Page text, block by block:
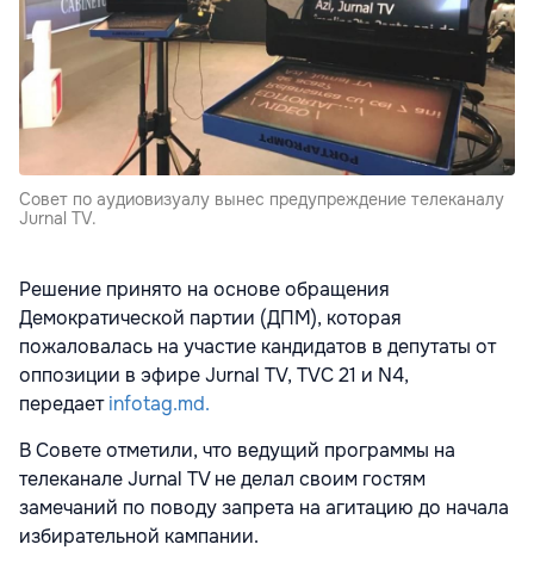
Совет по аудиовизуалу вынес предупреждение телеканалу
Jurnal TV.
Решение принято на основе обращения
Демократической партии (ДПМ), которая
пожаловалась на участие кандидатов в депутаты от
оппозиции в эфире Jurnal TV, TVC 21 и N4,
передаетinfotag.md.
В Совете отметили, что ведущий программы на
телеканале Jurnal TV не делал своим гостям
замечаний по поводу запрета на агитацию до начала
избирательной кампании.